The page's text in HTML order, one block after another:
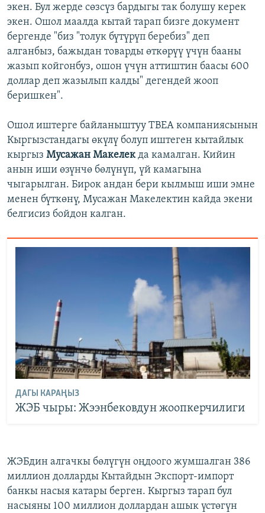
экен. Бул жерде сөзсүз бардыгы так болушу керек
экен. Ошол маалда кытай тарап бизге документ
бергенде "биз "толук бүтүрүп беребиз" деп
алганбыз, бажыдан товарды өткөрүү үчүн бааны
жазып койгонбуз, ошон үчүн аттиштин баасы 600
доллар деп жазылып калды" дегендей жооп
беришкен".
Ошол иштерге байланыштуу TBEA компаниясынын
Кыргызстандагы өкүлү болуп иштеген кытайлык
кыргыз Мусажан Макелекда камалган. Кийин
анын иши өзүнчө бөлүнүп, үй камагына
чыгарылган. Бирок андан бери кылмыш иши эмне
менен бүткөнү, Мусажан Макелектин кайда экени
белгисиз бойдон калган.
ДАГЫ КАРАҢЫЗ
ЖЭБ чыры: Жээнбековдун жоопкерчилиги
ЖЭБдин алгачкы бөлүгүн оңдоого жумшалган 386
миллион долларды Кытайдын Экспорт-импорт
банкы насыя катары берген. Кыргыз тарап бул
насыяны 100 миллион доллардан ашык үстөгүн